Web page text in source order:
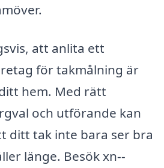
att anlita ett
för takmålning är
hem. Med rätt
och utförande kan
ditt tak inte bara ser bra
länge. Besök xn--